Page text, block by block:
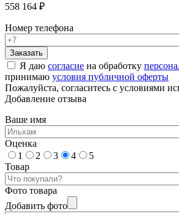
558 164 ₽
Номер телефона
Я даю согласие на обработку
принимаю условия публичной оферты
Пожалуйста, согласитесь с условиями
Добавление отзыва
Ваше имя
Оценка
1
2 3 4
5
Товар
Фото товара
Добавить фото